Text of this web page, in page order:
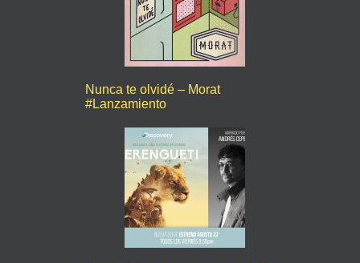
Nunca te olvidé – Morat
#Lanzamiento